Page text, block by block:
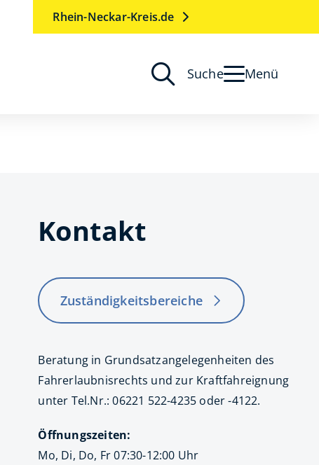
Rhein-Neckar-Kreis.de
Suche Menü
Kontakt
Zuständigkeitsbereiche
Beratung in Grundsatzangelegenheiten des
Fahrerlaubnisrechts und zur Kraftfahreignung
unter Tel.Nr.: 06221 522-4235 oder -4122.
Öffnungszeiten:
Mo, Di, Do, Fr 07:30-12:00 Uhr